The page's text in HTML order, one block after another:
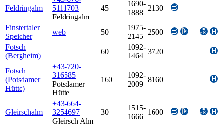
Feldringalm
5111703
Feldringalm
45
1690-
1888
2130
Finstertaler
Speicher
web 50
1975-
2145
2500
Fotsch
(Bergheim)
60
1092-
1464
3720
Fotsch
(Potsdamer
Hütte)
+43-720-
316585
Potsdamer
Hütte
160
1092-
2009
8160
Gleirschalm
+43-664-
3254697
Gleirsch Alm
30
1515-
1666
1600